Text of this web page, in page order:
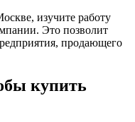
изучите работу
Это позволит
продающего
купить